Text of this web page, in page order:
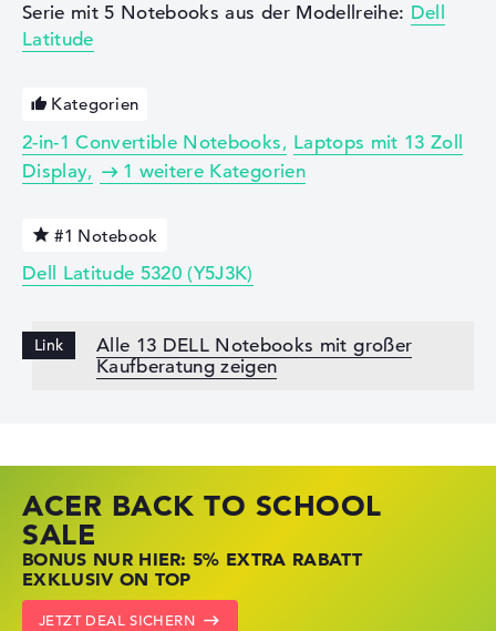
Merkzettel
Serie mit 5 Notebooks aus der Modellreihe: Dell
Latitude
Kategorien
2-in-1 Convertible Notebooks
Laptops mit 13 Zoll
Display
1 weitere Kategorien
#1 Notebook
Dell Latitude 5320 (Y5J3K)
Alle 13 DELL Notebooks mit großer
Kaufberatung zeigen
ACER BACK TO SCHOOL
SALE
BONUS NUR HIER: 5% EXTRA RABATT
EXKLUSIV ON TOP
JETZT DEAL SICHERN
HP STORE SSV DEALS
JETZT ZUGREIFEN: NOTEBOOKS BEI HP
KRÄFTIG REDUZIERT
ZU DEN HP ANGEBOTEN
LENOVO LAPTOP DEALS
NOTEBOOKS BEI LENOVO JETZT
KRÄFTIG REDUZIERT
LENOVO DEALS ZEIGEN